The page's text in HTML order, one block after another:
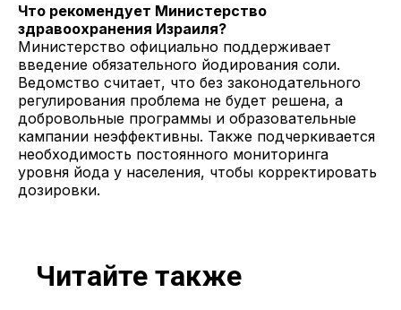
Что рекомендует Министерство
здравоохранения Израиля?
Министерство официально поддерживает
введение обязательного йодирования соли.
Ведомство считает, что без законодательного
регулирования проблема не будет решена, а
добровольные программы и образовательные
кампании неэффективны. Также подчеркивается
необходимость постоянного мониторинга
уровня йода у населения, чтобы корректировать
дозировки.
Читайте также